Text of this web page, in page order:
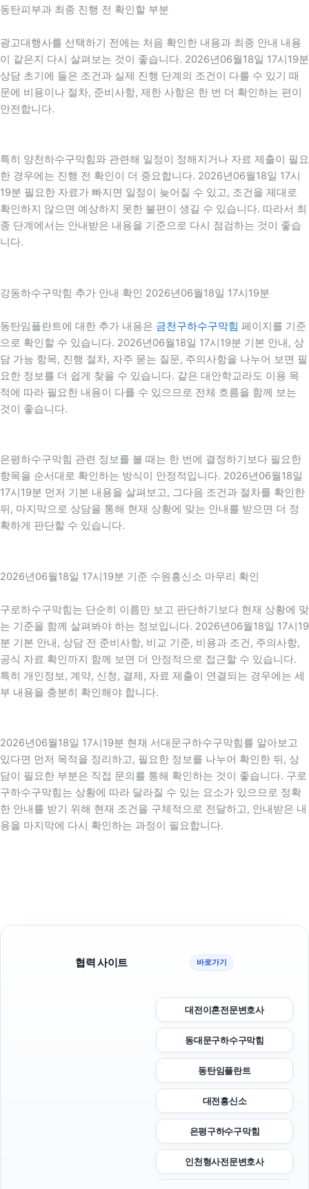
동탄피부과 최종 진행 전 확인할 부분
광고대행사를 선택하기 전에는 처음 확인한 내용과 최종 안내 내용
이 같은지 다시 살펴보는 것이 좋습니다. 2026년06월18일 17시19분
상담 초기에 들은 조건과 실제 진행 단계의 조건이 다를 수 있기 때
문에 비용이나 절차, 준비사항, 제한 사항은 한 번 더 확인하는 편이
안전합니다.
특히 양천하수구막힘와 관련해 일정이 정해지거나 자료 제출이 필요
한 경우에는 진행 전 확인이 더 중요합니다. 2026년06월18일 17시
19분 필요한 자료가 빠지면 일정이 늦어질 수 있고, 조건을 제대로
확인하지 않으면 예상하지 못한 불편이 생길 수 있습니다. 따라서 최
종 단계에서는 안내받은 내용을 기준으로 다시 점검하는 것이 좋습
니다.
강동하수구막힘 추가 안내 확인 2026년06월18일 17시19분
동탄임플란트에 대한 추가 내용은 금천구하수구막힘 페이지를 기준
으로 확인할 수 있습니다. 2026년06월18일 17시19분 기본 안내, 상
담 가능 항목, 진행 절차, 자주 묻는 질문, 주의사항을 나누어 보면 필
요한 정보를 더 쉽게 찾을 수 있습니다. 같은 대안학교라도 이용 목
적에 따라 필요한 내용이 다를 수 있으므로 전체 흐름을 함께 보는
것이 좋습니다.
은평하수구막힘 관련 정보를 볼 때는 한 번에 결정하기보다 필요한
항목을 순서대로 확인하는 방식이 안정적입니다. 2026년06월18일
17시19분 먼저 기본 내용을 살펴보고, 그다음 조건과 절차를 확인한
뒤, 마지막으로 상담을 통해 현재 상황에 맞는 안내를 받으면 더 정
확하게 판단할 수 있습니다.
2026년06월18일 17시19분 기준 수원흥신소 마무리 확인
구로하수구막힘는 단순히 이름만 보고 판단하기보다 현재 상황에 맞
는 기준을 함께 살펴봐야 하는 정보입니다. 2026년06월18일 17시19
분 기본 안내, 상담 전 준비사항, 비교 기준, 비용과 조건, 주의사항,
공식 자료 확인까지 함께 보면 더 안정적으로 접근할 수 있습니다.
특히 개인정보, 계약, 신청, 결제, 자료 제출이 연결되는 경우에는 세
부 내용을 충분히 확인해야 합니다.
2026년06월18일 17시19분 현재 서대문구하수구막힘를 알아보고
있다면 먼저 목적을 정리하고, 필요한 정보를 나누어 확인한 뒤, 상
담이 필요한 부분은 직접 문의를 통해 확인하는 것이 좋습니다. 구로
구하수구막힘는 상황에 따라 달라질 수 있는 요소가 있으므로 정확
한 안내를 받기 위해 현재 조건을 구체적으로 전달하고, 안내받은 내
용을 마지막에 다시 확인하는 과정이 필요합니다.
협력 사이트 바로가기
대전이혼전문변호사
동대문구하수구막힘
동탄임플란트
대전흥신소
은평구하수구막힘
인천형사전문변호사